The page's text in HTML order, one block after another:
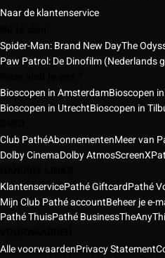
Naar de klantenservice
Spider-Man: Brand New DayThe
Paw Patrol: De Dinofilm (Nederlands
Bioscopen in AmsterdamBioscopen
Bioscopen in UtrechtBioscopen in
Club PathéAbonnementenMeer van
Dolby CinemaDolby AtmosScreenX
KlantenservicePathé GiftcardPathé
Mijn Club Pathé accountBeheer je e-
Pathé ThuisPathé Business
Alle voorwaardenPrivacy Statement